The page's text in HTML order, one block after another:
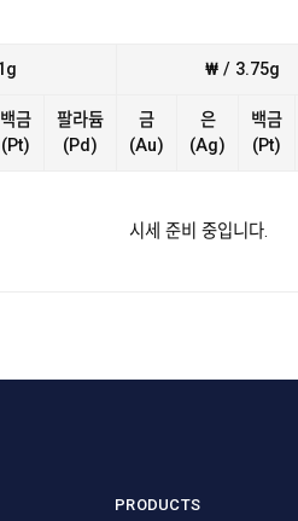
₩ / 3.75g
백금
(Pt)
팔라듐
(Pd)
금
(Au)
은
(Ag)
백금
(Pt)
시세 준비 중입니다.
PRODUCTS